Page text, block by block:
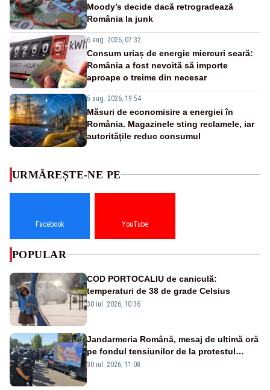
Moody’s decide dacă retrogradează
România la junk
6 aug. 2026, 07:32
Consum uriaș de energie miercuri seară:
România a fost nevoită să importe
aproape o treime din necesar
5 aug. 2026, 19:54
Măsuri de economisire a energiei în
România. Magazinele sting reclamele, iar
autoritățile reduc consumul
URMĂREȘTE-NE PE
Facebook YouTube
POPULAR
COD PORTOCALIU de caniculă:
temperaturi de 38 de grade Celsius
30 iul. 2026, 10:36
Jandarmeria Română, mesaj de ultimă oră
pe fondul tensiunilor de la protestul
masiv al fermierilor - VIDEO
30 iul. 2026, 11:08